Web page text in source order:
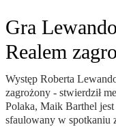
Gra
Realem
Występ Roberta
zagrożony - stwierdził
Polaka, Maik Barthel jest
sfaulowany w spotkaniu